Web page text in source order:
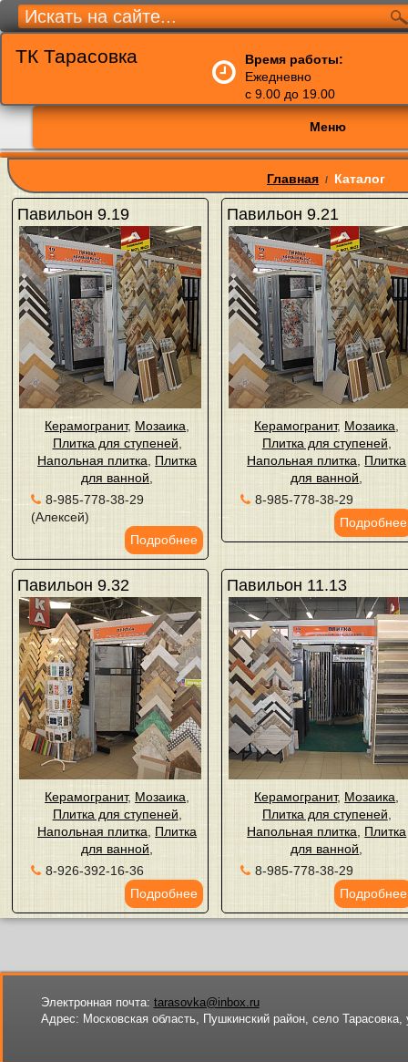
ТК Тарасовка
Время работы:
Ежедневно
с 9.00 до 19.00
Меню
Главная / Каталог
Павильон 9.19
Керамогранит, Мозаика
Плитка для ступеней
Напольная плитка
Плитка
для ванной
8-985-778-38-29
(Алексей)
Подробнее
Павильон 9.21
Керамогранит, Мозаика
Плитка для ступеней
Напольная плитка
Плитка
для ванной
8-985-778-38-29
Подробнее
Павильон 9.32
Керамогранит, Мозаика
Плитка для ступеней
Напольная плитка
Плитка
для ванной
8-926-392-16-36
Подробнее
Павильон 11.13
Керамогранит, Мозаика
Плитка для ступеней
Напольная плитка
Плитка
для ванной
8-985-778-38-29
Подробнее
Электронная почта: tarasovka@inbox.ru
Адрес: Московская область, Пушкинский район, село